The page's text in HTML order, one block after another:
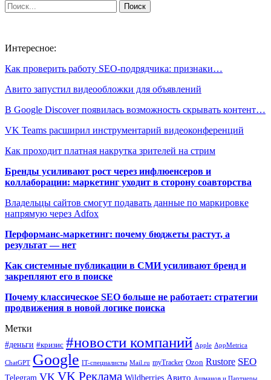
Интересное:
Как проверить работу SEO-подрядчика: признаки…
Авито запустил видеообложки для объявлений
В Google Discover появилась возможность скрывать контент…
VK Teams расширил инструментарий видеоконференций
Как проходит платная накрутка зрителей на стрим
Бренды усиливают рост через инфлюенсеров и
коллаборации: маркетинг уходит в сторону соавторства
Владельцы сайтов смогут подавать данные по маркировке
напрямую через Adfox
Перформанс-маркетинг: почему бюджеты растут, а
результат — нет
Как системные публикации в СМИ усиливают бренд и
закрепляют его в поиске
Почему классическое SEO больше не работает: стратегии
продвижения в новой логике поиска
Метки
#деньги #кризис #новости компаний Apple AppMetrica
ChatGPT Google IT-специалисты Mail.ru myTracker Ozon Rustore SEO
Telegram VK VK Реклама Wildberries Авито Ашманов и Партнеры